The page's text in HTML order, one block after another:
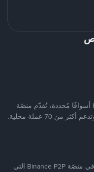
بينما تستهدف العديد من منصّات تداول P2P أسواقًا مُحددة، تُقدّم منصّة
يضع ملايين المُستخدمين حول العالم ثقتهم في منصّة Binance P2P التي